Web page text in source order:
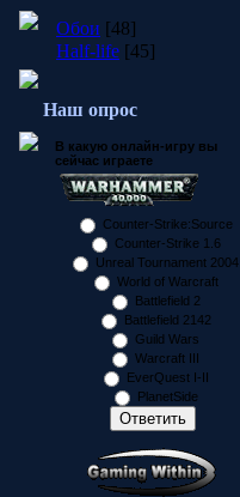
Обои [48]
Half-life [45]
Наш опрос
В какую онлайн-игру вы
сейчас играете
Counter-Strike:Source
Counter-Strike 1.6
Unreal Tournament 2004
World of Warcraft
Battlefield 2
Battlefield 2142
Guild Wars
Warcraft III
EverQuest I-II
PlanetSide